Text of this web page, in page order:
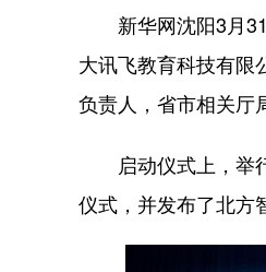
新华网沈阳3月31
大讯飞教育科技有限
负责人，省市相关厅
启动仪式上，举行
仪式，并发布了北方